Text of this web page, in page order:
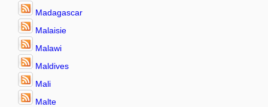
Madagascar
Malaisie
Malawi
Maldives
Mali
Malte